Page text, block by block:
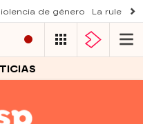
de género La ruleta